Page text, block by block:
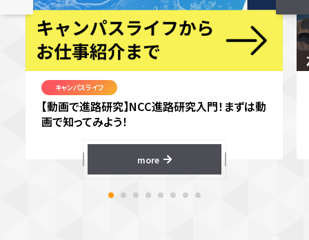
キャンパスライフ
【動画で進路研究】NCC進路研究入門！まずは動
画で知ってみよう！
more